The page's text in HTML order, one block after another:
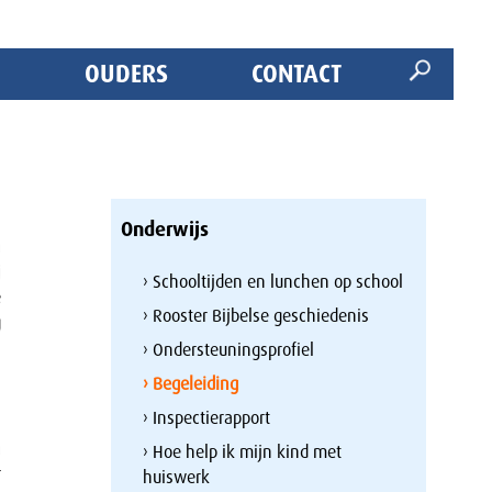
OUDERS CONTACT
Onderwijs
› Schooltijden en lunchen op school
› Rooster Bijbelse geschiedenis
› Ondersteuningsprofiel
› Begeleiding
› Inspectierapport
› Hoe help ik mijn kind met
huiswerk